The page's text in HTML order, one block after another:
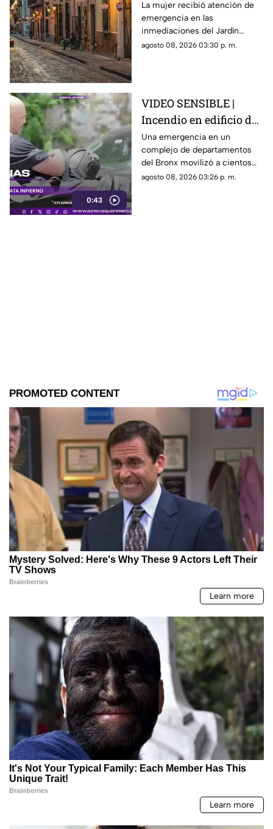
vía pública en el Centro
Histórico de Querétaro
La mujer recibió atención de
emergencia en las
inmediaciones del Jardín
Corregidora, pero los
agosto 08, 2026 03:30 p. m.
0:43
VIDEO SENSIBLE |
Incendio en edificio de
Nueva York deja un
mu3rto y 14 heridos
Una emergencia en un
complejo de departamentos
del Bronx movilizó a cientos
de bomberos y dejó víctimas
agosto 08, 2026 03:26 p. m.